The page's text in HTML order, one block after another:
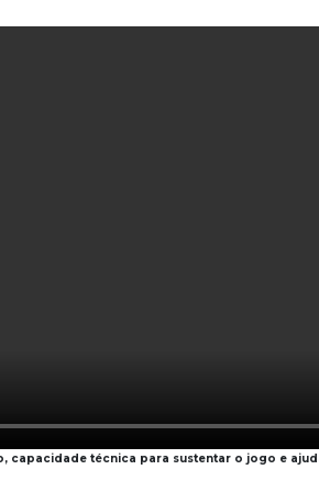
capacidade técnica para sustentar o jogo e